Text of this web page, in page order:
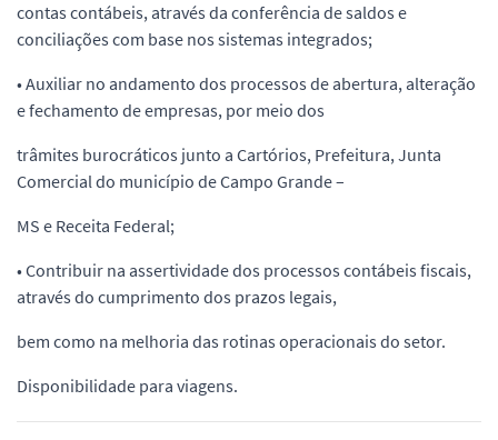
contas contábeis, através da conferência de saldos e
conciliações com base nos sistemas integrados;
• Auxiliar no andamento dos processos de abertura, alteração
e fechamento de empresas, por meio dos
trâmites burocráticos junto a Cartórios, Prefeitura, Junta
Comercial do município de Campo Grande –
MS e Receita Federal;
• Contribuir na assertividade dos processos contábeis fiscais,
através do cumprimento dos prazos legais,
bem como na melhoria das rotinas operacionais do setor.
Disponibilidade para viagens.